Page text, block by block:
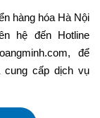
hàng hóa Hà Nội
hệ đến Hotline
để
cấp dịch vụ